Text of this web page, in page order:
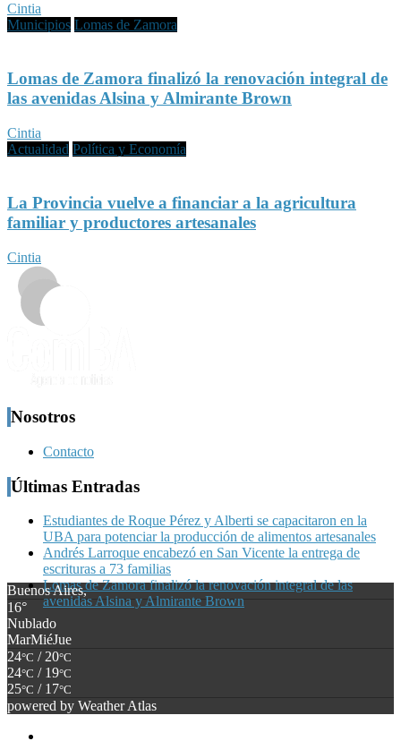
Cintia
Municipios Lomas de Zamora
Lomas de Zamora finalizó la renovación integral de
las avenidas Alsina y Almirante Brown
Cintia
Actualidad Política y Economía
La Provincia vuelve a financiar a la agricultura
familiar y productores artesanales
Cintia
Nosotros
Contacto
Últimas Entradas
Estudiantes de Roque Pérez y Alberti se capacitaron en la
UBA para potenciar la producción de alimentos artesanales
Andrés Larroque encabezó en San Vicente la entrega de
escrituras a 73 familias
Lomas de Zamora finalizó la renovación integral de las
avenidas Alsina y Almirante Brown
Buenos Aires,
16°
Nublado
MarMiéJue
24°C / 20°C
24°C / 19°C
25°C / 17°C
powered by Weather Atlas